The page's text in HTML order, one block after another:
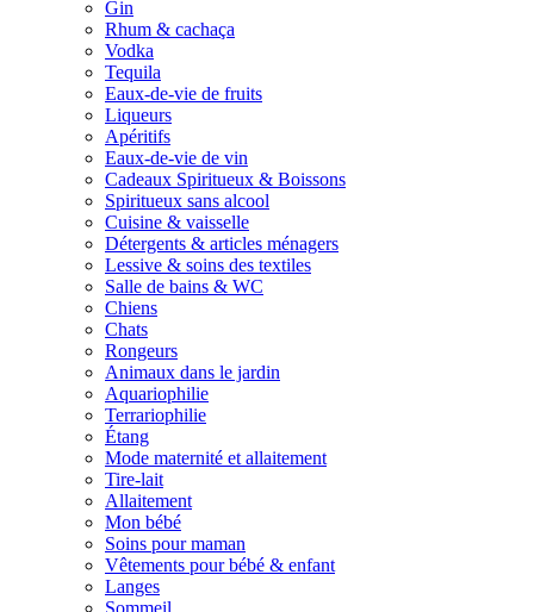
Gin
Rhum & cachaça
Vodka
Tequila
Eaux-de-vie de fruits
Liqueurs
Apéritifs
Eaux-de-vie de vin
Cadeaux Spiritueux & Boissons
Spiritueux sans alcool
Cuisine & vaisselle
Détergents & articles ménagers
Lessive & soins des textiles
Salle de bains & WC
Chiens
Chats
Rongeurs
Animaux dans le jardin
Aquariophilie
Terrariophilie
Étang
Mode maternité et allaitement
Tire-lait
Allaitement
Mon bébé
Soins pour maman
Vêtements pour bébé & enfant
Langes
Sommeil